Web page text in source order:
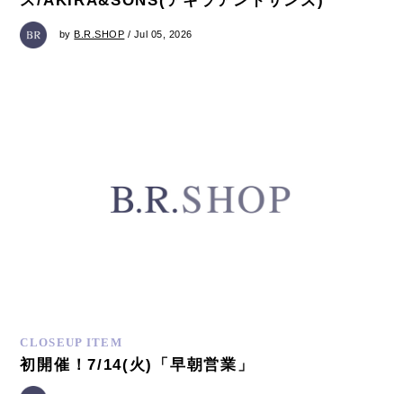
byB.R.SHOP / Jul 05, 2026
CLOSEUP ITEM
初開催！7/14(火)「早朝営業」